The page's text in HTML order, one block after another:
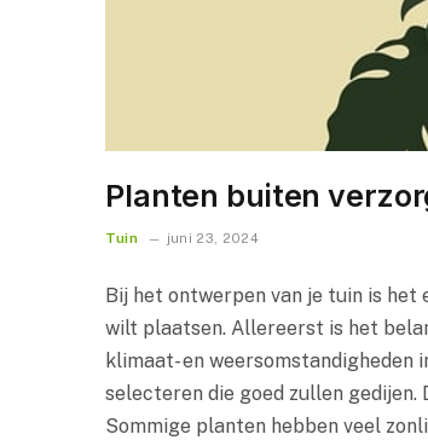
Planten buiten
Tuin juni 23, 2024
Bij het ontwerpen van je tuin is
wilt plaatsen. Allereerst is het
klimaat- en weersomstandigheden
selecteren die goed zullen gedijen.
Sommige planten hebben veel